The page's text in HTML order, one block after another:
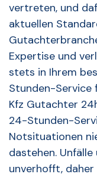
vertreten, und
aktuellen
Expertise und
stets in Ihrem
Stunden-Service
Kfz Gutachter
24-Stunden-
Notsituationen
dastehen.
unverhofft, daher